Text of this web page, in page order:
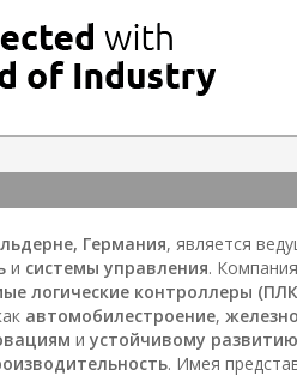
Германия, является
и системы управления.
логические контроллеры
автомобилестроение,
и устойчивому развитию
. Имея